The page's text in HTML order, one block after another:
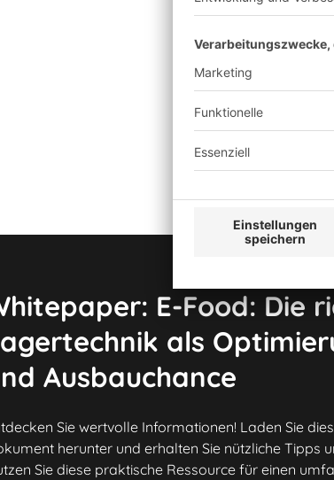
Fortschritte bei
Nahfeldkommunikation erlaubt
Der Einsatz von Tablets zur
Preise an, um sie Online-Preisen
E-Food: Die
als
Ausbauchance
Sie wertvolle Informationen! Laden Sie
herunter und erhalten Sie nützliche Tipps
Sie diese praktische Ressource für einen